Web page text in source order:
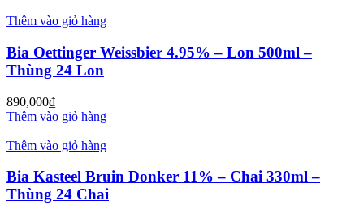
Thêm vào giỏ hàng
Bia Oettinger Weissbier 4.95% – Lon 500ml –
Thùng 24 Lon
890,000₫
Thêm vào giỏ hàng
Thêm vào giỏ hàng
Bia Kasteel Bruin Donker 11% – Chai 330ml –
Thùng 24 Chai